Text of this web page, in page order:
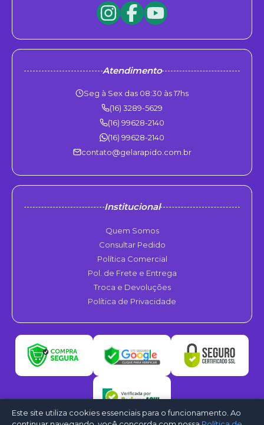
Atendimento
Seg à Sex das 08:30 às 17hs
(16) 3289-5629
(16) 99628-2140
(16) 99628-2140
contato@gelarapido.com.br
Institucional
Quem Somos
Consultar Pedido
Política Comercial
Pol. de Frete e Entrega
Troca e Devoluções
Política de Privacidade
Este site utiliza cookies essenciais para o funcionamento. Ao